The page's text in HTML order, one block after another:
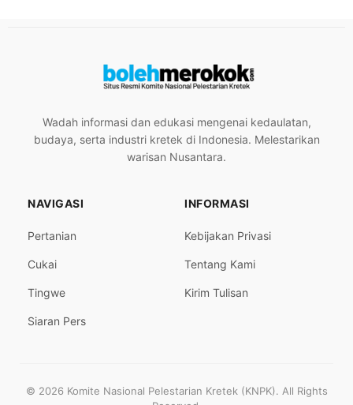
Wadah informasi dan edukasi mengenai kedaulatan,
budaya, serta industri kretek di Indonesia. Melestarikan
warisan Nusantara.
NAVIGASI
Pertanian
Cukai
Tingwe
Siaran Pers
INFORMASI
Kebijakan Privasi
Tentang Kami
Kirim Tulisan
© 2026 Komite Nasional Pelestarian Kretek (KNPK). All Rights